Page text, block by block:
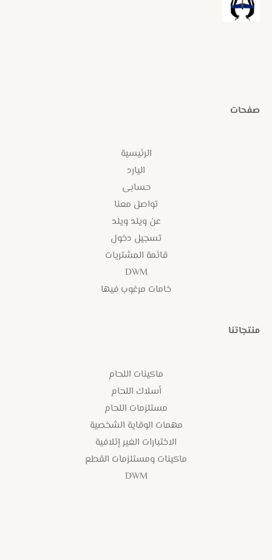
صفحات
الرئيسية
اليارد
حسابى
تواصل معنا
عن ويلد ويلد
تسجيل دخول
قائمة المشتريات
DWM
خامات مرغوب فيها
منتجاتنا
ماكينات اللحام
أسلاك اللحام
مستلزمات اللحام
مهمات الوقاية الشخصية
الاختبارات الغير إتلافية
ماكينات ومستلزمات القطع
DWM